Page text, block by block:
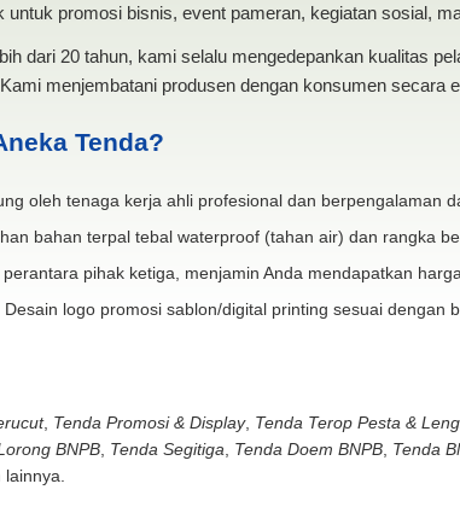
untuk promosi bisnis, event pameran, kegiatan sosial,
dari 20 tahun, kami selalu mengedepankan kualitas
menjembatani produsen dengan konsumen secara
Tenda?
oleh tenaga kerja ahli profesional dan berpengalaman
bahan terpal tebal waterproof (tahan air) dan rangka
perantara pihak ketiga, menjamin Anda mendapatkan
Desain logo promosi sablon/digital printing sesuai dengan
, Tenda Promosi & Display, Tenda Terop Pesta &
BNPB, Tenda Segitiga Tenda Doem BNPB, Tenda